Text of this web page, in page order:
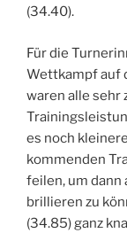
(34.40).
Für die
Wettkampf auf
waren alle sehr
es noch
kommenden
feilen, um dann
brillieren zu
(34.85) ganz